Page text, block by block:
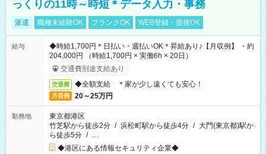
っくりの11時～時短＊データ入力・事務
派遣 職種未経験OK ブランクOK WEB登録・面接OK
給与
◆時給1,700円＊日払い・週払いOK＊昇給あり♪【月収例】 ・約
204,000円 （時給1,700円 × 実働6h × 20日）
交通費別途支給あり
交通費 ◆全額支給 ＊家が少し遠くても安心！
月収例 20～25万円
勤務地
東京都港区
竹芝駅から徒歩2分 / 浜松町駅から徒歩4分 / 大門(東京都)駅か
ら徒歩5分 / …
◆港区にある情報セキュリティ企業◆